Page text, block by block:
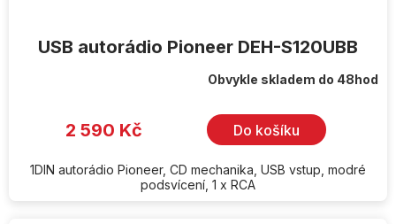
USB autorádio Pioneer DEH-S120UBB
Obvykle skladem do 48hod
2 590 Kč Do košíku
1DIN autorádio Pioneer, CD mechanika, USB vstup, modré
podsvícení, 1 x RCA